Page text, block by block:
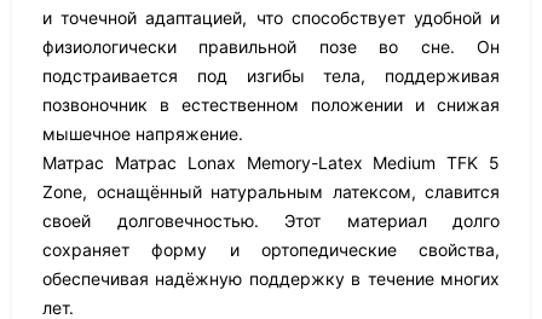
и точечной адаптацией, что способствует удобной и
физиологически правильной позе во сне. Он
подстраивается под изгибы тела, поддерживая
позвоночник в естественном положении и снижая
мышечное напряжение.
Матрас Матрас Lonax Memory-Latex Medium TFK 5
Zone, оснащённый натуральным латексом, славится
своей долговечностью. Этот материал долго
сохраняет форму и ортопедические свойства,
обеспечивая надёжную поддержку в течение многих
лет.